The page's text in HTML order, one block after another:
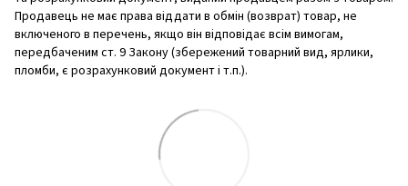
Продавець не має права віддати в обмін (возврат) товар, не
включеного в перечень, якщо він відповідає всім вимогам,
передбаченим ст. 9 Закону (збережений товарний вид, ярлики,
пломби, є розрахунковий документ і т.п.).